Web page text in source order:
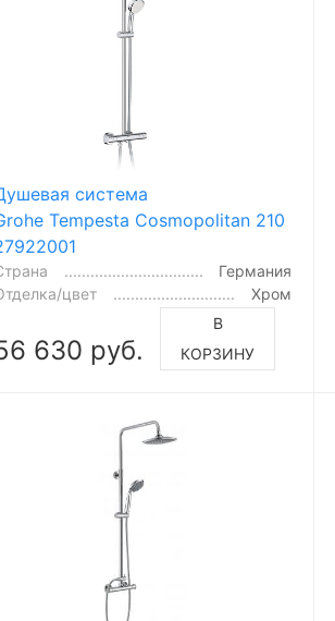
система
Tempesta Cosmopolitan 210
Германия
цвет
Хром
630 руб.
В
КОРЗИНУ